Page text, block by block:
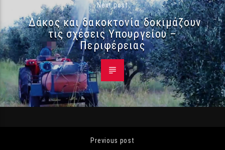
Next post
Δάκος και δακοκτονία δοκιμάζουν
τις σχέσεις Υπουργείου –
Περιφέρειας
Previous post